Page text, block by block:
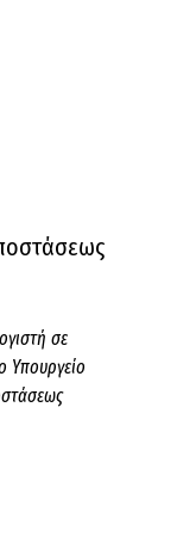
σε
Υπουργείο